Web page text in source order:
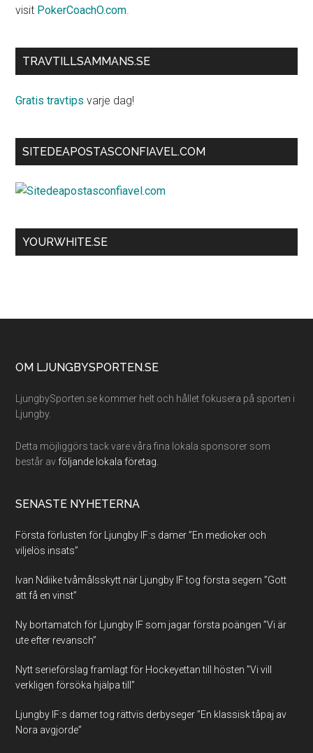
visit PokerCoachO.com.
TRAVTILLSAMMANS.SE
Gratis travtips varje dag!
SITEDEAPOSTASCONFIAVEL.COM
YOURWHITE.SE
Footer
OM LJUNGBYSPORTEN.SE
LjungbySporten.se kommer helt och hållet fokusera på sporten i
Ljungby.
Detta möjliggörs tack vare våra fina lokala sponsorer som
består av följande lokala företag.
SENASTE NYHETERNA
Första förlusten för Ljungby IF:s damer ”En medioker och
viljelös insats”
Ivan Ndiike tvåmålsskytt när Ljungby IF tog första segern ”Gott
att få en vinst”
Ny bortamatch för Ljungby IF som jagar första poängen ”Vi är
ute efter revansch”
Nytt serieförslag framlagt för Hockeyettan till hösten ”Vi vill
verkligen försöka hjälpa till”
Ljungby IF:s damer tog rättvis derbyseger ”En klassisk tåpaj av
Nora avgjorde”